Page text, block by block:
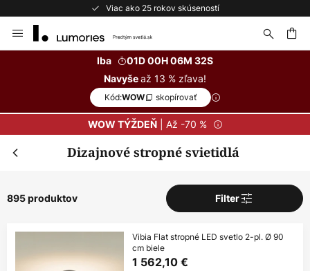
Bezplatné vrátenie do 50 dní
to
Iba
01D 00H 06M 30S
Navyšeaž 13 % zľava!
Kód:WOW skopírovať
WOW TÝŽDEŇ| Až -70 %
Dizajnové stropné svietidlá
895 produktov Filter
Vibia Flat stropné LED svetlo 2-pl. Ø 90
cm biele
1 562,10 €